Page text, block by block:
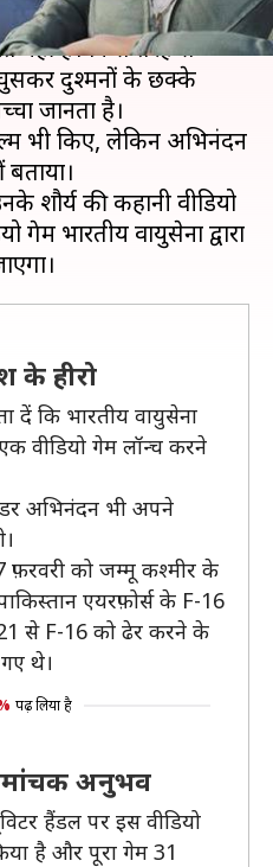
अभिनंदन वर्तमान के बारे
नहीं है। किस तरह से
घुसकर दुश्मनों के छक्के
जानता है।
भी किए, लेकिन अभिनंदन
शौर्य की कहानी वीडियो
भारतीय वायुसेना द्वारा
के हीरो
दें कि भारतीय वायुसेना
वीडियो गेम लॉन्च करने
अभिनंदन भी अपने
फ़रवरी को जम्मू कश्मीर के
एयरफ़ोर्स के F-16
से F-16 को ढेर करने के
थे।
पढ़ लिया है
अनुभव
हैंडल पर इस वीडियो
है और पूरा गेम 31